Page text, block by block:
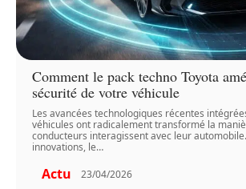
Comment le pack techno Toyota
sécurité de votre véhicule
Les avancées technologiques récentes
véhicules ont radicalement transformé la
conducteurs interagissent avec leur
innovations, le…
Actu 23/04/2026